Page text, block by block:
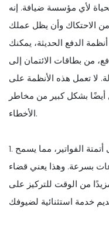
لأي مؤسسة ضيافة. إنه
الاحتكاك وأن يظل عملك
الدفع الحديثة، يمكنك
من بطاقات الائتمان إلى
لا تعمل هذه الأنظمة على
بشكل كبير من مخاطر
الأخطاء.
1. يساعد دمج منصة دفع مركزية على أتمتة الفواتير، مما يسمح
بسرعة. وهذا يعني قضاء
من الوقت للتركيز على